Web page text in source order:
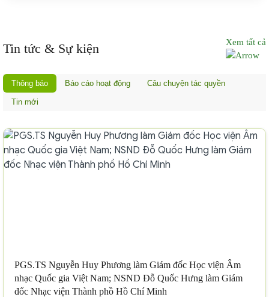
Tin tức & Sự kiện Xem tất cả
Thông báo Báo cáo hoạt động Câu chuyện tác quyền
Tin mới
PGS.TS Nguyễn Huy Phương làm Giám đốc Học viện Âm
nhạc Quốc gia Việt Nam; NSND Đỗ Quốc Hưng làm Giám
đốc Nhạc viện Thành phồ Hồ Chí Minh